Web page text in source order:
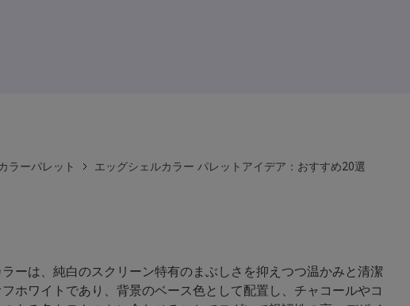
カラーパレット エッグシェルカラー パレットアイデア：おすすめ20選
ーは、純白のスクリーン特有のまぶしさを抑えつつ温かみと清潔
ホワイトであり、背景のベース色として配置し、チャコールやコ